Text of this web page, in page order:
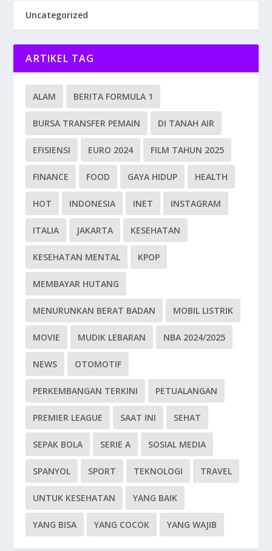
Uncategorized
ARTIKEL TAG
ALAM BERITA FORMULA 1
BURSA TRANSFER PEMAIN DI TANAH AIR
EFISIENSI EURO 2024 FILM TAHUN 2025
FINANCE FOOD GAYA HIDUP HEALTH
HOT INDONESIA INET INSTAGRAM
ITALIA JAKARTA KESEHATAN
KESEHATAN MENTAL KPOP
MEMBAYAR HUTANG
MENURUNKAN BERAT BADAN MOBIL LISTRIK
MOVIE MUDIK LEBARAN NBA 2024/2025
NEWS OTOMOTIF
PERKEMBANGAN TERKINI PETUALANGAN
PREMIER LEAGUE SAAT INI SEHAT
SEPAK BOLA SERIE A SOSIAL MEDIA
SPANYOL SPORT TEKNOLOGI TRAVEL
UNTUK KESEHATAN YANG BAIK
YANG BISA YANG COCOK YANG WAJIB